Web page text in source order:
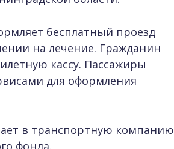
бесплатный проезд
на лечение. Гражданин
кассу. Пассажиры
для оформления
в транспортную компанию
фонда.